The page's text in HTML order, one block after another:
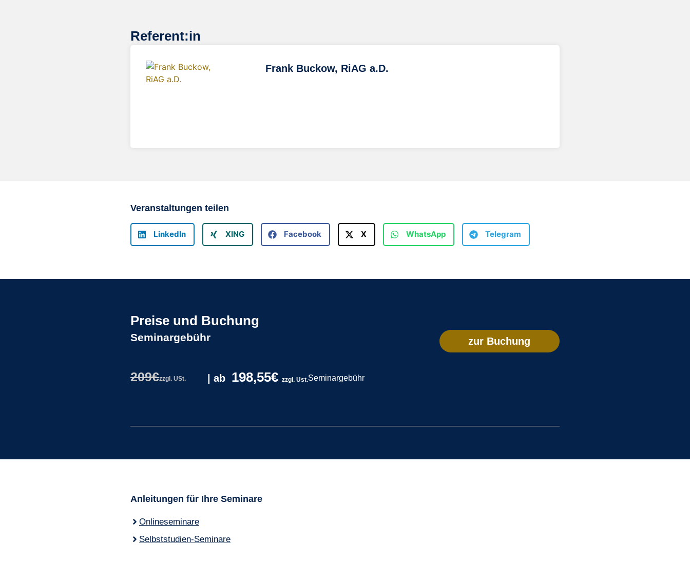
Referent:in
Frank Buckow, RiAG a.D.
Veranstaltungen teilen
LinkedIn XING Facebook X WhatsApp Telegram
Preise und Buchung
Seminargebühr
209€zzgl. USt. |ab 198,55€zzgl. Ust.Seminargebühr
zur Buchung
Anleitungen für Ihre Seminare
Onlineseminare
Selbststudien-Seminare